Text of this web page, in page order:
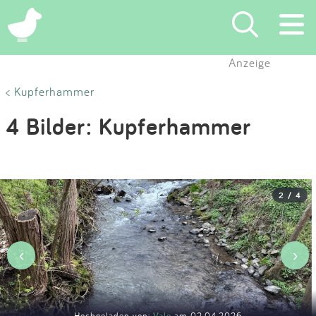
×
Eintragen
Blog
Partner
Kontakt
Anzeige
< Kupferhammer
4 Bilder: Kupferhammer
2 / 4
‹ ›